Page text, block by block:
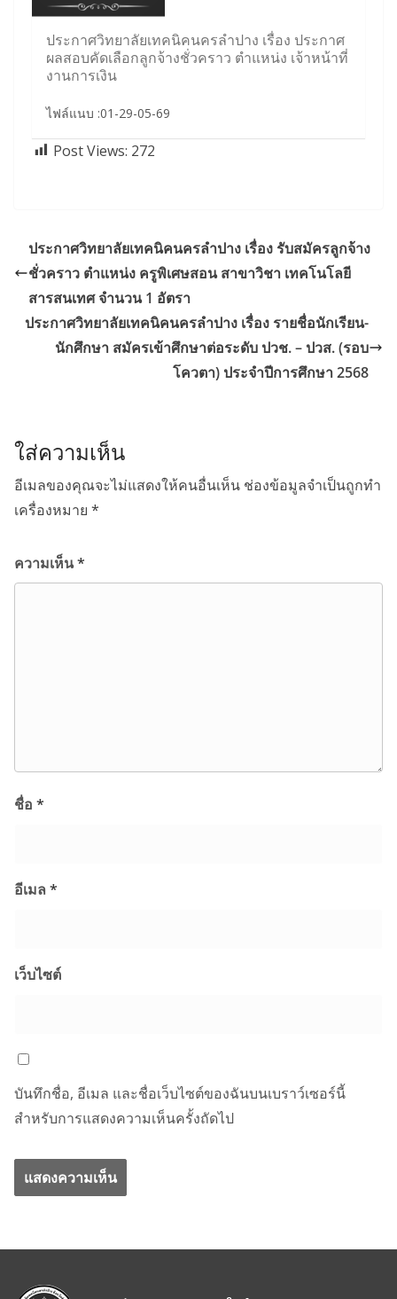
ประกาศวิทยาลัยเทคนิคนครลำปาง เรื่อง ประกาศ
ผลสอบคัดเลือกลูกจ้างชั่วคราว ตำแหน่ง เจ้าหน้าที่
งานการเงิน
ไฟล์แนบ :01-29-05-69
Post Views: 272
ประกาศวิทยาลัยเทคนิคนครลำปาง เรื่อง รับสมัครลูกจ้าง
ชั่วคราว ตำแหน่ง ครูพิเศษสอน สาขาวิชา เทคโนโลยี
สารสนเทศ จำนวน 1 อัตรา
ประกาศวิทยาลัยเทคนิคนครลำปาง เรื่อง รายชื่อนักเรียน-
นักศึกษา สมัครเข้าศึกษาต่อระดับ ปวช. – ปวส. (รอบ
โควตา) ประจำปีการศึกษา 2568
ใส่ความเห็น
อีเมลของคุณจะไม่แสดงให้คนอื่นเห็น ช่องข้อมูลจำเป็นถูกทำ
เครื่องหมาย *
ความเห็น*
ชื่อ *
อีเมล *
เว็บไซต์
บันทึกชื่อ, อีเมล และชื่อเว็บไซต์ของฉันบนเบราว์เซอร์นี้
สำหรับการแสดงความเห็นครั้งถัดไป